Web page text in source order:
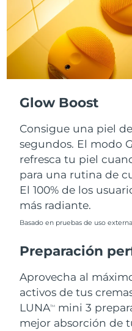
Glow Boost
Consigue una piel
segundos. El modo
refresca tu piel
para una rutina de
El 100% de los
más radiante.
Basado en pruebas de uso
Preparación
Aprovecha al
activos de tus
LUNATM
mini 3
mejor absorción de
Taiwán
Tailandia
Turquía
Emiratos Árabes
Reino Unido
Estados Unidos
Uzbekistán